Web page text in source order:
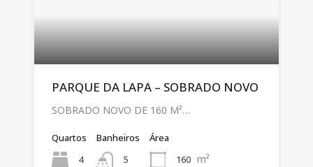
PARQUE DA LAPA – SOBRADO NOVO
SOBRADO NOVO DE 160 M²…
Quartos
4
Banheiros
5
Área
160 m²